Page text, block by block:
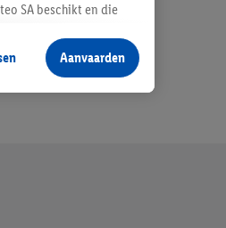
SA beschikt en die
voor producten waarin
te voegen, maar het
als er met behulp
Door op
informatie,
Aanvaarden